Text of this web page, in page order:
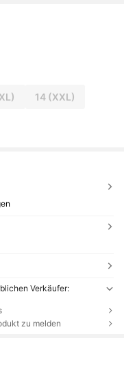
14 (XXL)
Verkäufer:
zu melden